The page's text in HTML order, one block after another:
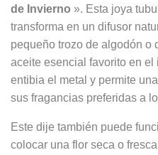
de Invierno ». Esta joya
transforma en un difusor
pequeño trozo de algodón o
aceite esencial favorito en el
entibia el metal y permite
sus fragancias preferidas a
Este dije también puede
colocar una flor seca o